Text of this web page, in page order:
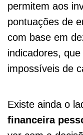
permitem aos
pontuações de
com base em
indicadores,
impossíveis de
Existe ainda o
financeira